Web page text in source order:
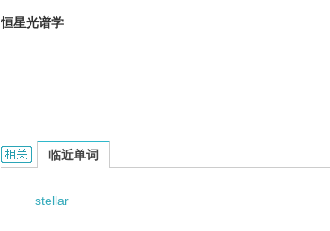
恒星光谱学
stellar spectroscopy的相关资料：
临近单词
stellar